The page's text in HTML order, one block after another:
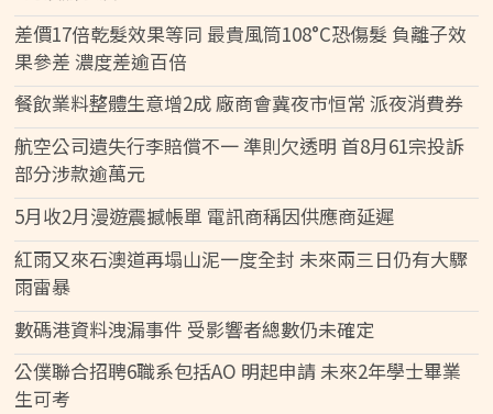
差價17倍乾髮效果等同 最貴風筒108°C恐傷髮 負離子效
果參差 濃度差逾百倍
餐飲業料整體生意增2成 廠商會冀夜市恒常 派夜消費券
航空公司遺失行李賠償不一 準則欠透明 首8月61宗投訴
部分涉款逾萬元
5月收2月漫遊震撼帳單 電訊商稱因供應商延遲
紅雨又來石澳道再塌山泥一度全封 未來兩三日仍有大驟
雨雷暴
數碼港資料洩漏事件 受影響者總數仍未確定
公僕聯合招聘6職系包括AO 明起申請 未來2年學士畢業
生可考